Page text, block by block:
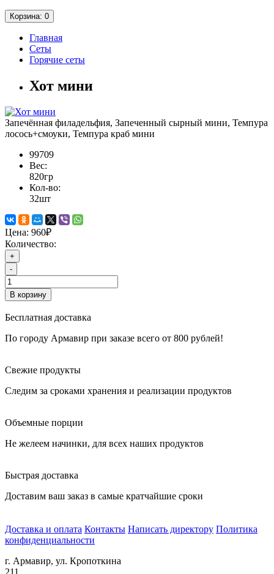
Корзина: 0
Главная
Сеты
Горячие сеты
Хот мини
Запечённая филадельфия, Запеченный сырный мини, Темпура
лосось+смоуки, Темпура краб мини
99709
Вес:
820гр
Кол-во:
32шт
Цена: 960₽
Количество:
+
-
В корзину
Бесплатная доставка
По городу Армавир при заказе всего от 800 рублей!
Свежие продукты
Следим за сроками хранения и реализации продуктов
Объемные порции
Не желеем начинки, для всех наших продуктов
Быстрая доставка
Доставим ваш заказ в самые кратчайшие сроки
Доставка и оплата Контакты Написать директору Политика
конфиденциальности
г. Армавир, ул. Кропоткина
211